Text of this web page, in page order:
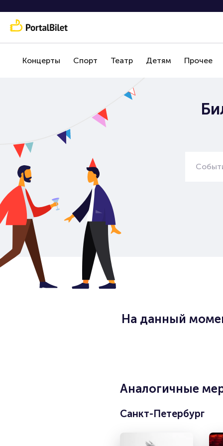
Концерты Спорт Театр Детям Прочее
На данный
Аналогичные
Санкт-Петербург